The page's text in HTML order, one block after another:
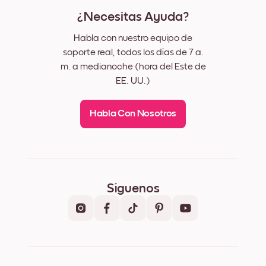
¿Necesitas Ayuda?
Habla con nuestro equipo de
soporte real, todos los días de 7 a.
m. a medianoche (hora del Este de
EE. UU.)
Habla Con Nosotros
Síguenos